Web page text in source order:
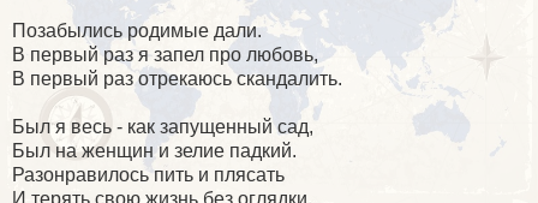
Позабылись родимые дали.
В первый раз я запел про любовь,
В первый раз отрекаюсь скандалить.
Был я весь - как запущенный сад,
Был на женщин и зелие падкий.
Разонравилось пить и плясать